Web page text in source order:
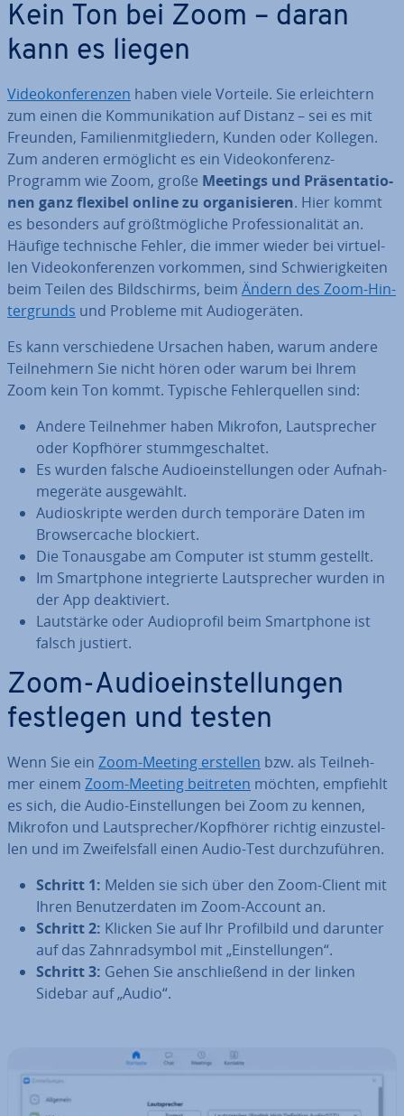
Kein Ton bei Zoom – daran
kann es liegen
Vi­deo­kon­fe­ren­zen haben viele Vorteile. Sie er­leich­tern
zum einen die Kom­mu­ni­ka­ti­on auf Distanz – sei es mit
Freunden, Fa­mi­li­en­mit­glie­dern, Kunden oder Kollegen.
Zum anderen er­mög­licht es ein Vi­deo­kon­fe­renz-
Programm wie Zoom, große Meetings und Prä­sen­ta­tio­
nen ganz flexibel online zu or­ga­ni­sie­ren. Hier kommt
es besonders auf größt­mög­li­che Pro­fes­sio­na­li­tät an.
Häufige tech­ni­sche Fehler, die immer wieder bei vir­tu­el­
len Vi­deo­kon­fe­ren­zen vorkommen, sind Schwie­rig­kei­ten
beim Teilen des Bild­schirms, beim Ändern des Zoom-Hin­
ter­grunds und Probleme mit Au­dio­ge­rä­ten.
Es kann ver­schie­de­ne Ursachen haben, warum andere
Teil­neh­mern Sie nicht hören oder warum bei Ihrem
Zoom kein Ton kommt. Typische Feh­ler­quel­len sind:
Andere Teil­neh­mer haben Mikrofon, Laut­spre­cher
oder Kopfhörer stumm­ge­schal­tet.
Es wurden falsche Au­dio­ein­stel­lun­gen oder Auf­nah­
me­ge­rä­te aus­ge­wählt.
Au­dio­skrip­te werden durch temporäre Daten im
Brow­ser­cache blockiert.
Die Ton­aus­ga­be am Computer ist stumm gestellt.
Im Smart­phone in­te­grier­te Laut­spre­cher wurden in
der App de­ak­ti­viert.
Laut­stär­ke oder Au­dio­pro­fil beim Smart­phone ist
falsch justiert.
Zoom-Au­dio­ein­stel­lun­gen
festlegen und testen
Wenn Sie ein Zoom-Meeting erstellen bzw. als Teil­neh­
mer einem Zoom-Meeting beitreten möchten, empfiehlt
es sich, die Audio-Ein­stel­lun­gen bei Zoom zu kennen,
Mikrofon und Laut­spre­cher/Kopfhörer richtig ein­zu­stel­
len und im Zwei­fels­fall einen Audio-Test durch­zu­füh­ren.
Schritt 1: Melden sie sich über den Zoom-Client mit
Ihren Be­nut­zer­da­ten im Zoom-Account an.
Schritt 2: Klicken Sie auf Ihr Pro­fil­bild und darunter
auf das Zahn­rad­sym­bol mit „Ein­stel­lun­gen“.
Schritt 3: Gehen Sie an­schlie­ßend in der linken
Sidebar auf „Audio“.